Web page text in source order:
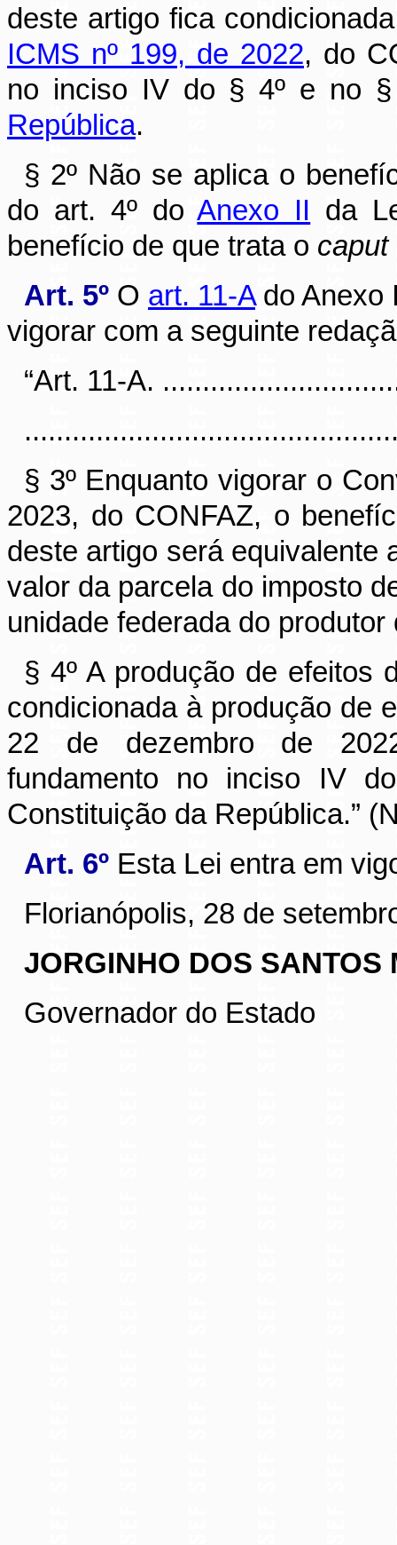
deste artigo fica
ICMS nº 199, de 2022, do
no inciso IV do § 4º e no
República.
§ 2º Não se aplica o
do art. 4º doAnexo II da
benefício de que trata o caput
Art. 5ºO art. 11-Ado Anexo
vigorar com a seguinte
“Art. 11-A.
§ 3º Enquanto vigorar o
2023, do CONFAZ, o
deste artigo será equivalente
valor da parcela do imposto
unidade federada do produtor
§ 4º A produção de efeitos
condicionada à produção de
22 de dezembro de
fundamento no inciso IV
Constituição da República.”
Art. 6ºEsta Lei entra em
Florianópolis, 28 de
JORGINHO DOS SANTOS
Governador do Estado